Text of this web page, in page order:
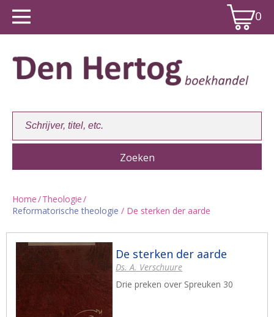
0
Winkelwagen:
Home/Theologie/
Reformatorische theologie / De sterken der aarde
De sterken der aarde
Ds. A. Verschuure
Drie preken over Spreuken 30